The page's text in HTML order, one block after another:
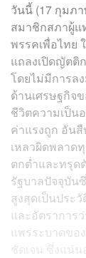
วันนี้ (17 กุมภ
สมาชิกสภาผู้แ
พรรคเพื่อไทย
แถลงเปิดญัตติ
โดยไม่มีการล
ด้านเศรษฐกิจ
ชีวิตความเป็น
ค่าแรงถูก อัน
เหลวผิดพลาด
ตกต่ำและทรุด
รัฐบาลปัจจุบัน
สูงสุดเป็นประ
และอัตราการ
แพร่ระบาดขอ
ชัดเจน ซึ่งแน่